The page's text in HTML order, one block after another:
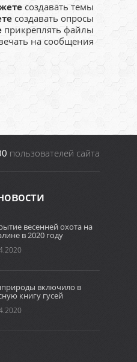
создавать темы
создавать опросы
прикреплять файлы
на сообщения
пользователей сайта
весенней охота на
в 2020 году
включило в
книгу гусей